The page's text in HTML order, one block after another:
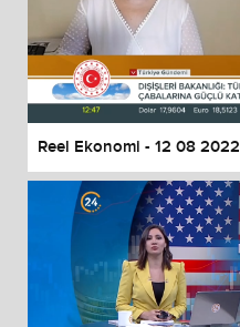
Reel Ekonomi - 12 08 2022